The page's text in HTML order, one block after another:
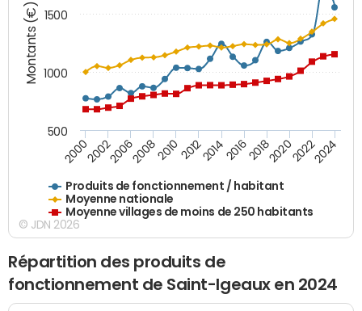
Montants (€)
Produits de fonctionnement / habitant
Moyenne nationale
Moyenne villages de moins de 250 habitants
200020022006200820102012201420162018202020222024
500
1000
1500
© JDN 2026
Répartition des produits de
fonctionnement de Saint-Igeaux en 2024